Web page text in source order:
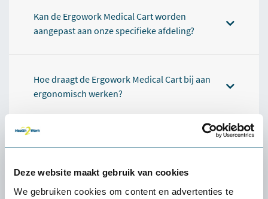
Deze website maakt gebruik van cookies
We gebruiken cookies om content en advertenties te
Kan de Ergowork Medical Cart worden
aangepast aan onze specifieke afdeling?
Hoe draagt de Ergowork Medical Cart bij aan
ergonomisch werken?